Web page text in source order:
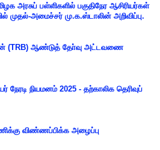
அரசுப் பள்ளிகளில் பகுதிநேர ஆசிரியர்கள்
முதல்-அமைச்சர் மு.க.ஸ்டாலின் அறிவிப்பு.
(TRB) ஆண்டுத் தோ்வு அட்டவணை
நேரடி நியமனம் 2025 - தற்காலிக தெரிவுப்
விண்ணப்பிக்க அழைப்பு